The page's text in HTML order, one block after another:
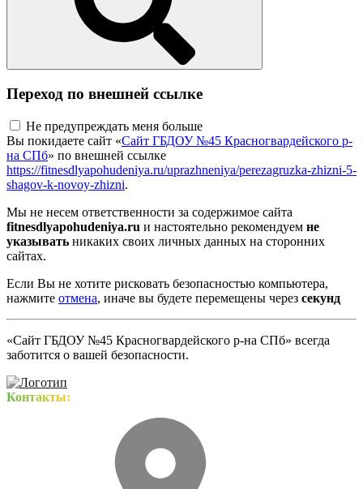
Переход по внешней ссылке
Не предупреждать меня больше
Вы покидаете сайт «Сайт ГБДОУ №45 Красногвардейского р-
на СПб» по внешней ссылке
https://fitnesdlyapohudeniya.ru/uprazhneniya/perezagruzka-zhizni-5-
shagov-k-novoy-zhizni.
Мы не несем ответственности за содержимое сайта
fitnesdlyapohudeniya.ru и настоятельно рекомендуем не
указывать никаких своих личных данных на сторонних
сайтах.
Если Вы не хотите рисковать безопасностью компьютера,
нажмите отмена, иначе вы будете перемещены через секунд
«Сайт ГБДОУ №45 Красногвардейского р-на СПб» всегда
заботится о вашей безопасности.
Контакты: